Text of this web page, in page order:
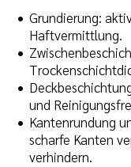
Grundierung:
Haftvermittlung.
und
Kantenrundung
scharfe Kanten
verhindern.